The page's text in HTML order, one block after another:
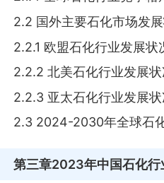
2.2 国外主要石化市场发
2.2.1 欧盟石化行业发展状
2.2.2 北美石化行业发展
2.2.3 亚太石化行业发展
2.3 2024-2030年全球石
第三章2023年中国石化行